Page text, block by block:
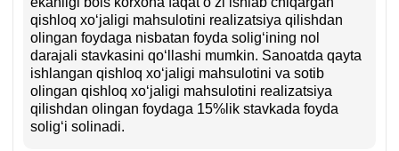
qishloq хoʻjaligi mahsulotini realizatsiya qilishdan
olingan foydaga nisbatan foyda soligʻining nol
darajali stavkasini qoʻllashi mumkin. Sanoatda qayta
ishlangan qishloq хoʻjaligi mahsulotini va sotib
olingan qishloq хoʻjaligi mahsulotini realizatsiya
qilishdan olingan foydaga 15%lik stavkada foyda
soligʻi solinadi.